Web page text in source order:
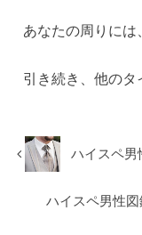
あなたの周りには
引き続き、他のタ
ハイスペ
ハイスペ男性